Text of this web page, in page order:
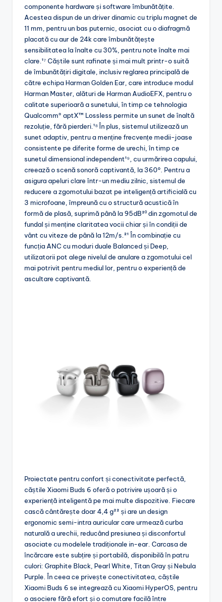
componente hardware și software îmbunătățite.
Acestea dispun de un driver dinamic cu triplu magnet de
11 mm, pentru un bas puternic, asociat cu o diafragmă
placată cu aur de 24k care îmbunătățește
sensibilitatea la înalte cu 30%, pentru note înalte mai
clare.¹⁷ Căștile sunt rafinate și mai mult printr-o suită
de îmbunătățiri digitale, inclusiv reglarea principală de
către echipa Harman Golden Ear, care introduce modul
Harman Master, alături de Harman AudioEFX, pentru o
calitate superioară a sunetului, în timp ce tehnologia
Qualcomm® aptX™ Lossless permite un sunet de înaltă
rezoluție, fără pierderi.¹⁸ În plus, sistemul utilizează un
sunet adaptiv, pentru a menține frecvențe medii-joase
consistente pe diferite forme de urechi, în timp ce
sunetul dimensional independent¹⁹, cu urmărirea capului,
creează o scenă sonoră captivantă, la 360°. Pentru a
asigura apeluri clare într-un mediu zilnic, sistemul de
reducere a zgomotului bazat pe inteligență artificială cu
3 microfoane, împreună cu o structură acustică în
formă de plasă, suprimă până la 95dB²⁰ din zgomotul de
fundal și menține claritatea vocii chiar și în condiții de
vânt cu viteze de până la 12m/s.²¹ În combinație cu
funcția ANC cu moduri duale Balanced și Deep,
utilizatorii pot alege nivelul de anulare a zgomotului cel
mai potrivit pentru mediul lor, pentru o experiență de
ascultare captivantă.
Proiectate pentru confort și conectivitate perfectă,
căștile Xiaomi Buds 6 oferă o potrivire ușoară și o
experiență inteligentă pe mai multe dispozitive. Fiecare
cască cântărește doar 4,4 g²² și are un design
ergonomic semi-intra auricular care urmează curba
naturală a urechii, reducând presiunea și disconfortul
asociate cu modelele tradiționale in-ear. Carcasa de
încărcare este subțire și portabilă, disponibilă în patru
culori: Graphite Black, Pearl White, Titan Gray și Nebula
Purple. În ceea ce privește conectivitatea, căștile
Xiaomi Buds 6 se integrează cu Xiaomi HyperOS, pentru
o asociere fără efort și o comutare facilă între